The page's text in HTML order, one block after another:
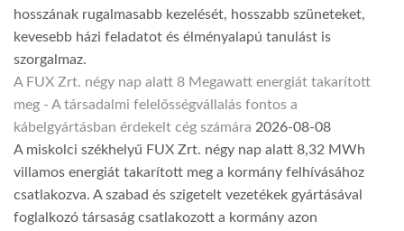
hosszának rugalmasabb kezelését, hosszabb szüneteket,
kevesebb házi feladatot és élményalapú tanulást is
szorgalmaz.
A FUX Zrt. négy nap alatt 8 Megawatt energiát takarított
meg - A társadalmi felelősségvállalás fontos a
kábelgyártásban érdekelt cég számára 2026-08-08
A miskolci székhelyű FUX Zrt. négy nap alatt 8,32 MWh
villamos energiát takarított meg a kormány felhívásához
csatlakozva. A szabad és szigetelt vezetékek gyártásával
foglalkozó társaság csatlakozott a kormány azon